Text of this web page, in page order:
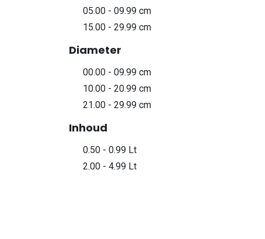
05.00 - 09.99 cm
15.00 - 29.99 cm
Diameter
00.00 - 09.99 cm
10.00 - 20.99 cm
21.00 - 29.99 cm
Inhoud
0.50 - 0.99 Lt
2.00 - 4.99 Lt